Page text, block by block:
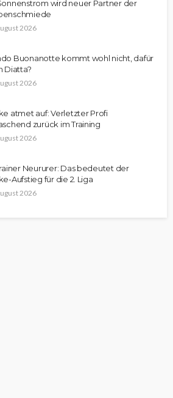
wird neuer Partner der
2026
Buonanotte kommt wohl nicht, dafür
Diatta?
2026
atmet auf: Verletzter Profi
zurück im Training
2026
Neururer: Das bedeutet der
Aufstieg für die 2. Liga
2026